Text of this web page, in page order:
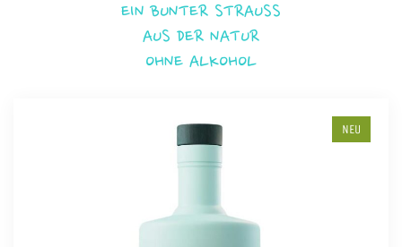
EIN BUNTER STRAUSS
AUS DER NATUR
OHNE ALKOHOL
NEU